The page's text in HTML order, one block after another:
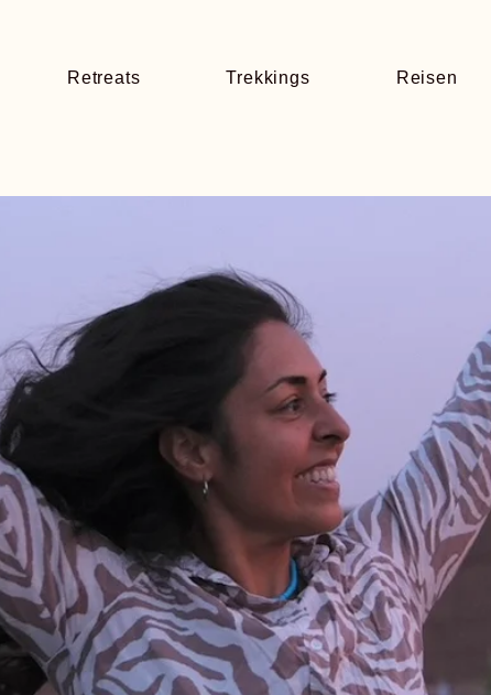
Retreats Trekkings Reisen